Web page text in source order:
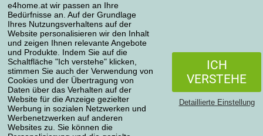
e4home.at wir passen an Ihre
Bedürfnisse an. Auf der Grundlage
Ihres Nutzungsverhaltens auf der
Website personalisieren wir den Inhalt
und zeigen Ihnen relevante Angebote
und Produkte. Indem Sie auf die
Schaltfläche "Ich verstehe" klicken,
stimmen Sie auch der Verwendung von
Cookies und der Übertragung von
Daten über das Verhalten auf der
Website für die Anzeige gezielter
Werbung in sozialen Netzwerken und
Werbenetzwerken auf anderen
Websites zu. Sie können die
ICH
VERSTEHE
Detaillierte Einstellung
Transportarten
Zahlungsmethoden